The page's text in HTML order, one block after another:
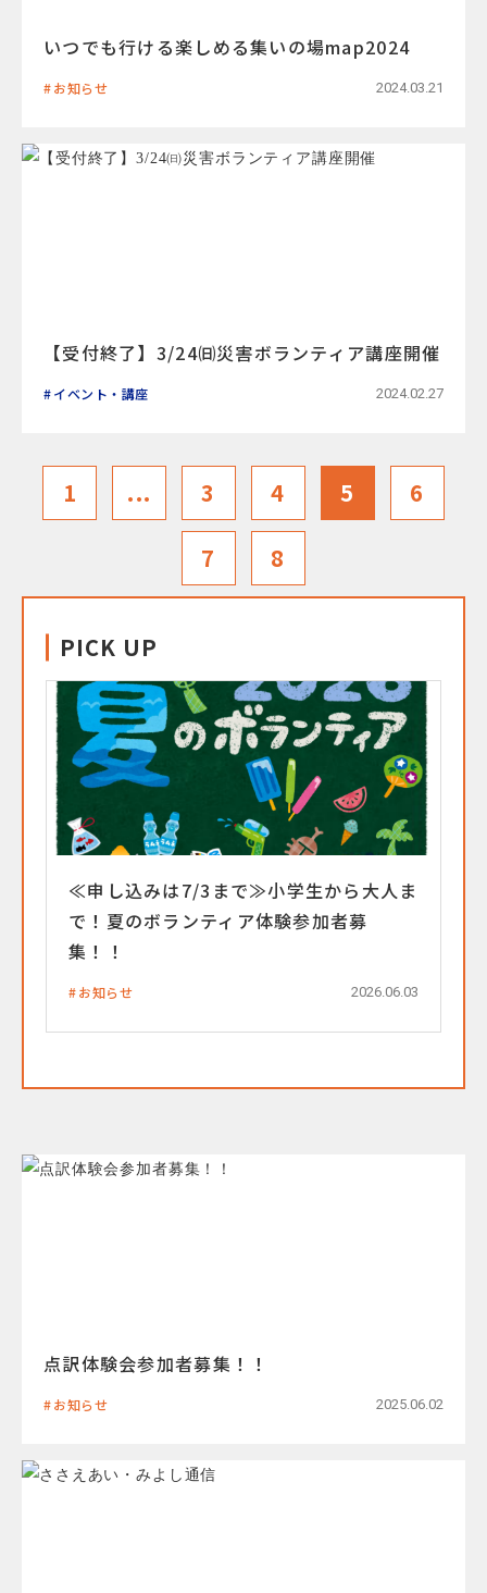
いつでも行ける楽しめる集いの場map2024
お知らせ 2024.03.21
【受付終了】3/24㈰災害ボランティア講座開催
イベント・講座 2024.02.27
1 ... 3 4 5 6
7 8
PICK UP
≪申し込みは7/3まで≫小学生から大人ま
で！夏のボランティア体験参加者募
集！！
お知らせ 2026.06.03
点訳体験会参加者募集！！
お知らせ 2025.06.02